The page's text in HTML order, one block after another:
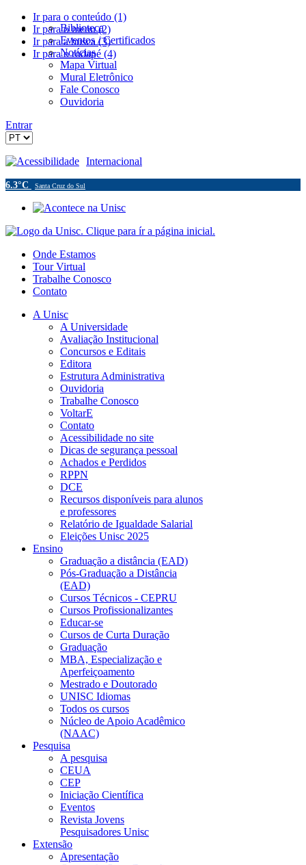
Ir para o conteúdo (1)
Ir para o menu (2)
Ir para a busca (3)
Ir para o rodapé (4)
Biblioteca
Eventos / Certificados
Notícias
Mapa Virtual
Mural Eletrônico
Fale Conosco
Ouvidoria
Entrar
Acessibilidade Internacional
6.3°C Santa Cruz do Sul
Onde Estamos
Tour Virtual
Trabalhe Conosco
Contato
A Unisc
A Universidade
Avaliação Institucional
Concursos e Editais
Editora
Estrutura Administrativa
Ouvidoria
Trabalhe Conosco
VoltarE
Contato
Acessibilidade no site
Dicas de segurança pessoal
Achados e Perdidos
RPPN
DCE
Recursos disponíveis para alunos
e professores
Relatório de Igualdade Salarial
Eleições Unisc 2025
Ensino
Graduação a distância (EAD)
Pós-Graduação a Distância
(EAD)
Cursos Técnicos - CEPRU
Cursos Profissionalizantes
Educar-se
Cursos de Curta Duração
Graduação
MBA, Especialização e
Aperfeiçoamento
Mestrado e Doutorado
UNISC Idiomas
Todos os cursos
Núcleo de Apoio Acadêmico
(NAAC)
Pesquisa
A pesquisa
CEUA
CEP
Iniciação Científica
Eventos
Revista Jovens
Pesquisadores Unisc
Extensão
Apresentação